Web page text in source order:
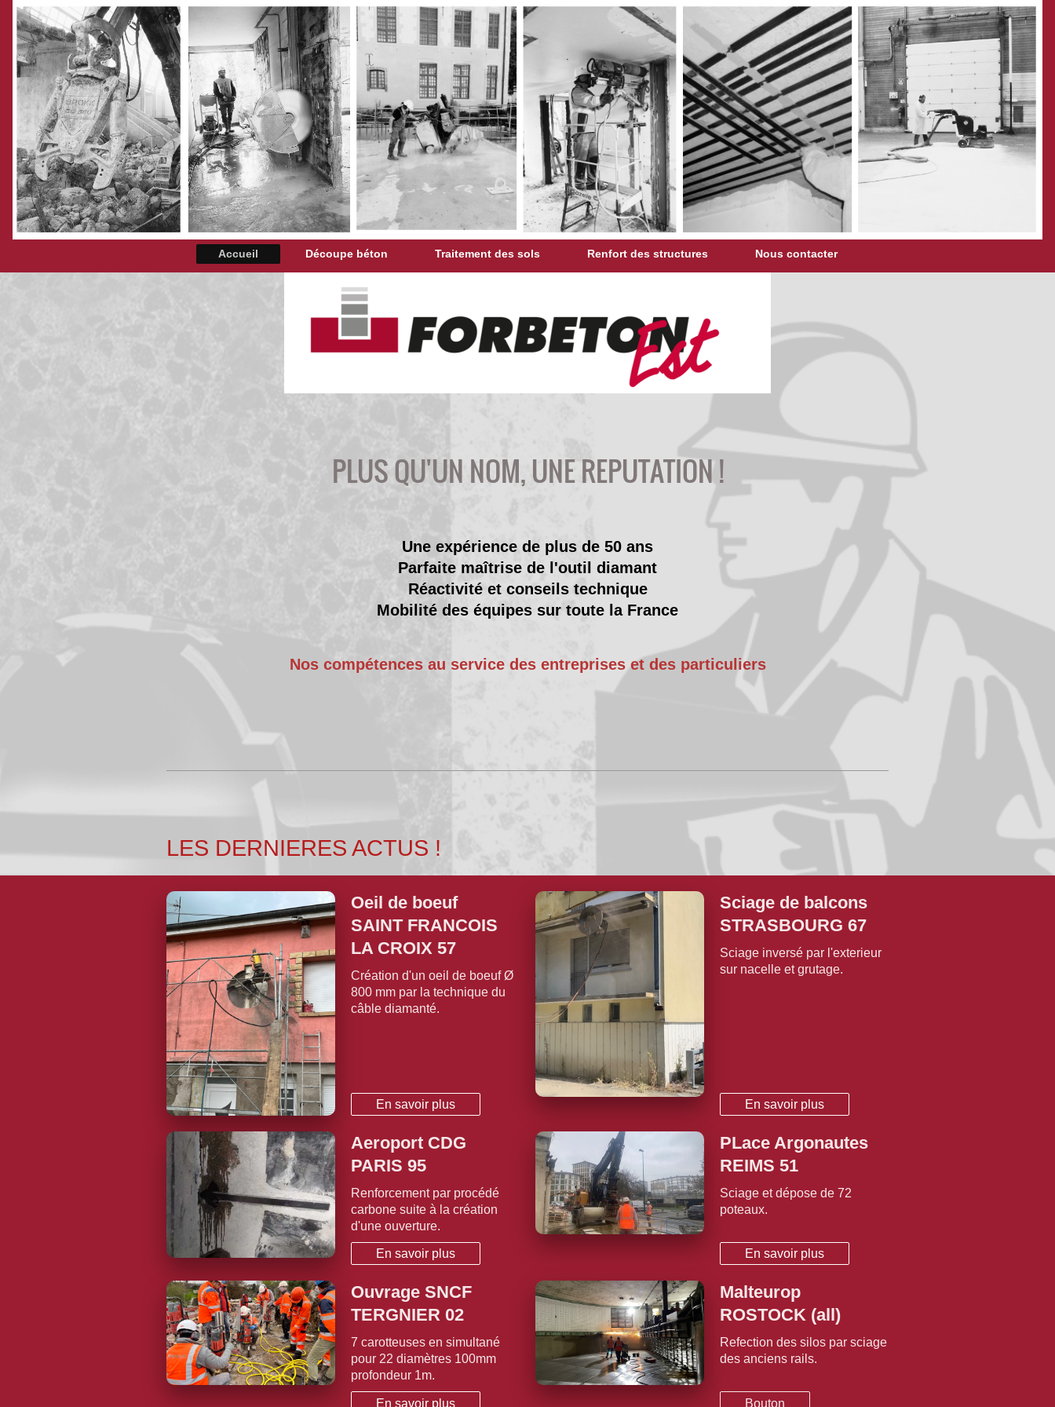
Accueil Découpe béton Traitement des sols Renfort des structures Nous contacter
PLUS QU'UN NOM, UNE REPUTATION !
​Une expérience de plus de 50 ans
Parfaite maîtrise de l'outil diamant
Réactivité et conseils technique
Mobilité des équipes sur toute la France
Nos compétences au service des entreprises et des particuliers
LES DERNIERES ACTUS !
Oeil de boeuf
SAINT FRANCOIS
LA CROIX 57
Création d'un oeil de boeuf Ø
800 mm par la technique du
câble diamanté.
En savoir plus
Sciage de balcons
STRASBOURG 67
Sciage inversé par l'exterieur
sur nacelle et grutage.
En savoir plus
Aeroport CDG
PARIS 95
Renforcement par procédé
carbone suite à la création
d'une ouverture.
En savoir plus
PLace Argonautes
REIMS 51
Sciage et dépose de 72
poteaux.
En savoir plus
Ouvrage SNCF
TERGNIER 02
7 carotteuses en simultané
pour 22 diamètres 100mm
profondeur 1m.
En savoir plus
Malteurop
ROSTOCK (all)
Refection des silos par sciage
des anciens rails.
Bouton